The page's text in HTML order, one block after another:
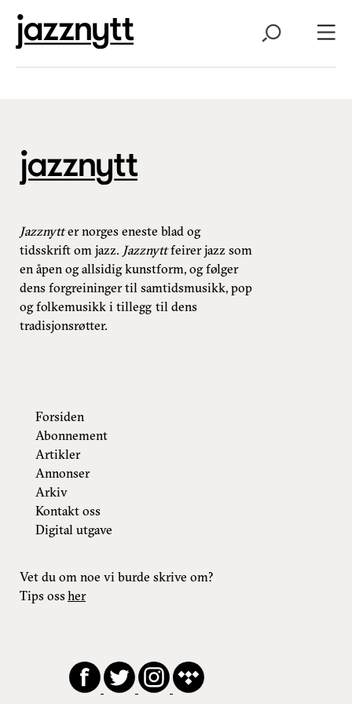
Jazznytter norges eneste blad og
tidsskrift om jazz. Jazznyttfeirer jazz som
en åpen og allsidig kunstform, og følger
dens forgreininger til samtidsmusikk, pop
og folkemusikk i tillegg til dens
tradisjonsrøtter.
Forsiden
Abonnement
Artikler
Annonser
Arkiv
Kontakt oss
Digital utgave
Vet du om noe vi burde skrive om?
Tips ossher